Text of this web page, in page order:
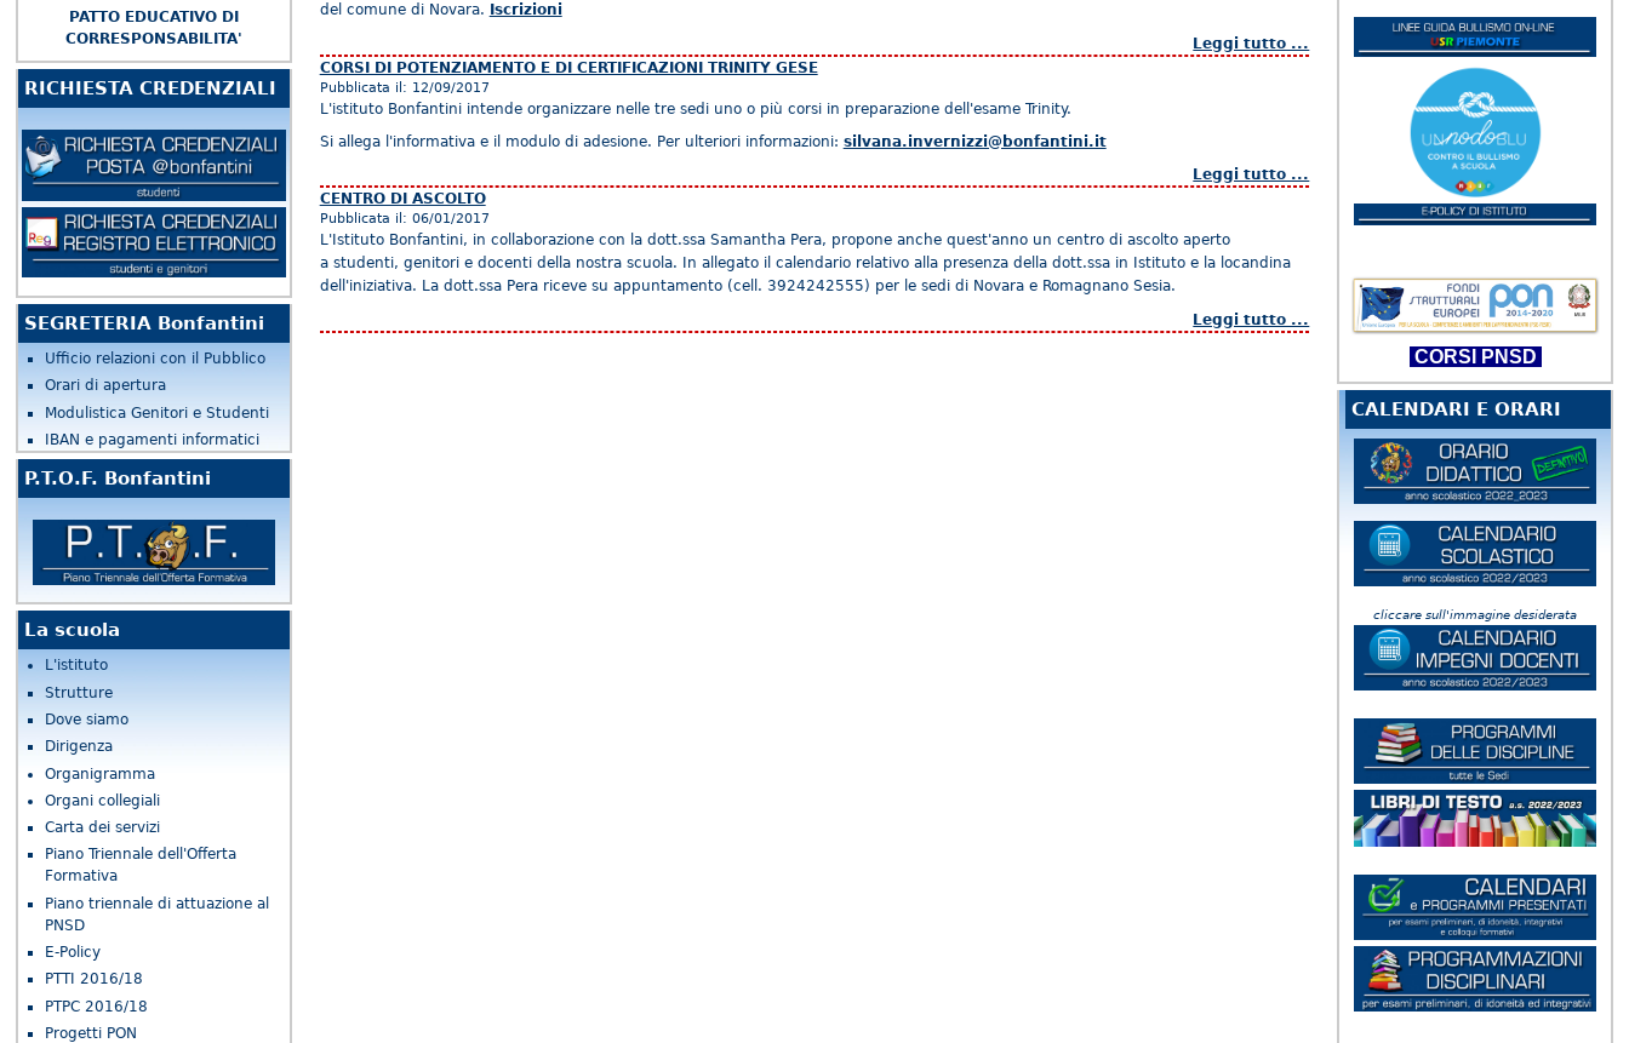
del comune di Novara.
Iscrizioni
Leggi tutto ...
CORSI DI POTENZIAMENTO E DI CERTIFICAZIONI TRINITY GESE
Pubblicata il: 12/09/2017
L'istituto Bonfantini intende organizzare nelle tre sedi uno o più corsi in preparazione dell'esame Trinity.
Si allega l'informativa e il modulo di adesione. Per ulteriori informazioni: silvana.invernizzi@bonfantini.it
Leggi tutto ...
CENTRO DI ASCOLTO
Pubblicata il: 06/01/2017
L'Istituto Bonfantini, in collaborazione con la dott.ssa Samantha Pera, propone anche quest'anno un centro di ascolto aperto
a studenti, genitori e docenti della nostra scuola. In allegato il calendario relativo alla presenza della dott.ssa in Istituto e la locandina
dell'iniziativa. La dott.ssa Pera riceve su appuntamento (cell. 3924242555) per le sedi di Novara e Romagnano Sesia.
Leggi tutto ...
PATTO EDUCATIVO DI
CORRESPONSABILITA'
RICHIESTA CREDENZIALI
SEGRETERIA Bonfantini
Ufficio relazioni con il Pubblico
Orari di apertura
Modulistica Genitori e Studenti
IBAN e pagamenti informatici
P.T.O.F. Bonfantini
La scuola
L'istituto
Strutture
Dove siamo
Dirigenza
Organigramma
Organi collegiali
Carta dei servizi
Piano Triennale dell'Offerta
Formativa
Piano triennale di attuazione al
PNSD
E-Policy
PTTI 2016/18
PTPC 2016/18
Progetti PON
CORSI PNSD
CALENDARI E ORARI
cliccare sull'immagine desiderata